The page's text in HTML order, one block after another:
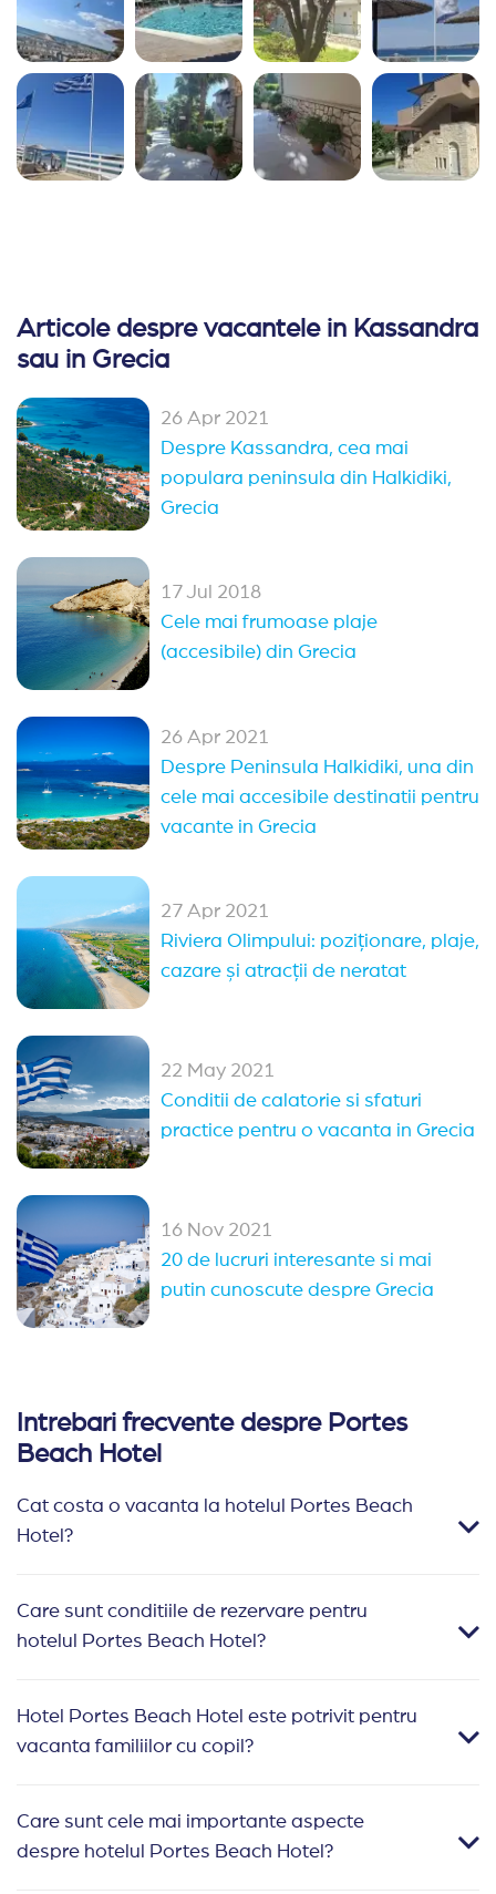
dumneavoastra, (nu mai retin numele doar faptul ca
vobea cu un accent Moldovenesc doamna)
aducand tot felu de motive care nu imi pareau
reale, asta m-a intristat si chiar luam in calcul sa
solicit stornarea totala pentru a ma orienta in alta
parte, dar domnul Andrei a intervenit si a rezolvat
Articole despre vacantele in Kassandra
sau in Grecia
26 Apr 2021
Despre Kassandra, cea mai
populara peninsula din Halkidiki,
Grecia
17 Jul 2018
Cele mai frumoase plaje
(accesibile) din Grecia
26 Apr 2021
Despre Peninsula Halkidiki, una din
cele mai accesibile destinatii pentru
vacante in Grecia
27 Apr 2021
Riviera Olimpului: poziționare, plaje,
cazare și atracții de neratat
22 May 2021
Conditii de calatorie si sfaturi
practice pentru o vacanta in Grecia
16 Nov 2021
20 de lucruri interesante si mai
putin cunoscute despre Grecia
Intrebari frecvente despre Portes
Beach Hotel
Cat costa o vacanta la hotelul Portes Beach
Hotel?
Care sunt conditiile de rezervare pentru
hotelul Portes Beach Hotel?
Hotel Portes Beach Hotel este potrivit pentru
vacanta familiilor cu copil?
Care sunt cele mai importante aspecte
despre hotelul Portes Beach Hotel?